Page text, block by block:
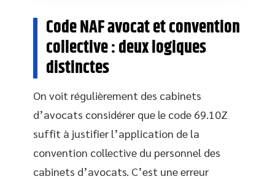
Code NAF avocat et convention
collective : deux logiques
distinctes
On voit régulièrement des cabinets
d’avocats considérer que le code 69.10Z
suffit à justifier l’application de la
convention collective du personnel des
cabinets d’avocats. C’est une erreur